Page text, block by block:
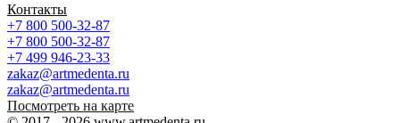
Контакты
+7 800 500-32-87
+7 800 500-32-87
+7 499 946-23-33
zakaz@artmedenta.ru
zakaz@artmedenta.ru
Посмотреть на карте